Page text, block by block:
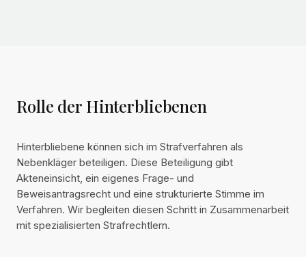
Rolle der Hinterbliebenen
Hinterbliebene können sich im Strafverfahren als
Nebenkläger beteiligen. Diese Beteiligung gibt
Akteneinsicht, ein eigenes Frage- und
Beweisantragsrecht und eine strukturierte Stimme im
Verfahren. Wir begleiten diesen Schritt in Zusammenarbeit
mit spezialisierten Strafrechtlern.